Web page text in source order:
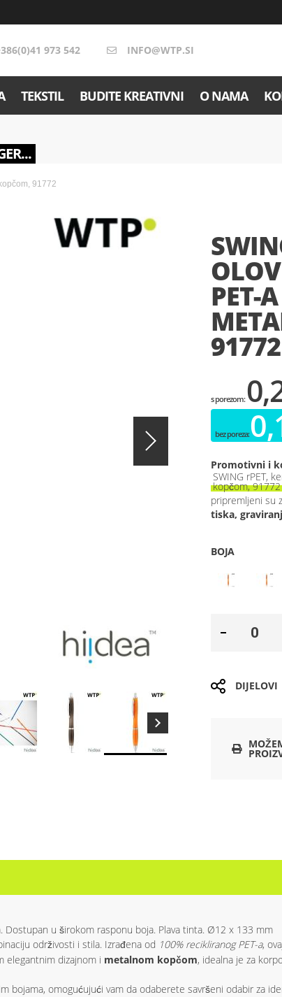
973 542 INFO@WTP.SI
TEKSTIL BUDITE KREATIVNI O NAMA
91772
PET-
91772
Promotivni i
SWING rPET,
kopčom, 91772
pripremljeni su
tiska,
BOJA
DIJELOVI
Dostupan u širokom rasponu boja. Plava tinta. Ø12 x 133 mm
održivosti i stila. Izrađena od 100% recikliranog PET-a,
elegantnim dizajnom i metalnom kopčom, idealna je za
bojama, omogućujući vam da odaberete savršeni odabir za